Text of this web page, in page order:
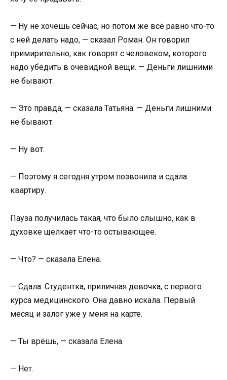
— Ну не хочешь сейчас, но потом же всё равно что-то
с ней делать надо, — сказал Роман. Он говорил
примирительно, как говорят с человеком, которого
надо убедить в очевидной вещи. — Деньги лишними
не бывают.
— Это правда, — сказала Татьяна. — Деньги лишними
не бывают.
— Ну вот.
— Поэтому я сегодня утром позвонила и сдала
квартиру.
Пауза получилась такая, что было слышно, как в
духовке щёлкает что-то остывающее.
— Что? — сказала Елена.
— Сдала. Студентка, приличная девочка, с первого
курса медицинского. Она давно искала. Первый
месяц и залог уже у меня на карте.
— Ты врёшь, — сказала Елена.
— Нет.